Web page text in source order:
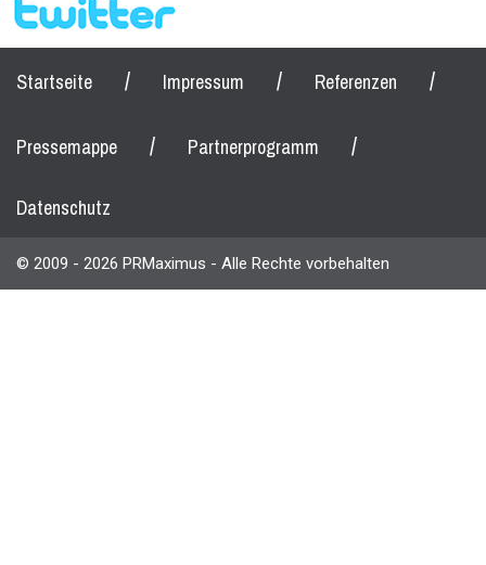
Startseite / Impressum / Referenzen /
Pressemappe / Partnerprogramm /
Datenschutz
© 2009 - 2026 PRMaximus - Alle Rechte vorbehalten